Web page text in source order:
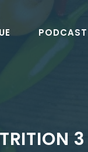
PODCAST